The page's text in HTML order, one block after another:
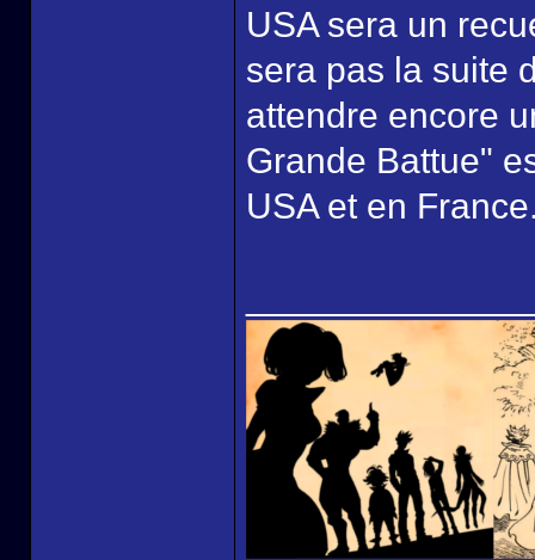
USA sera un
sera pas la suite
attendre encore
Grande Battue"
USA et en